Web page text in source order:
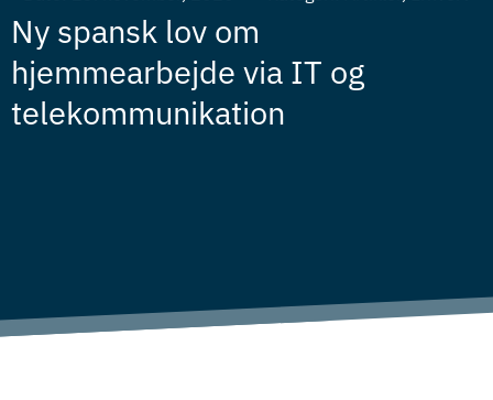
Ny spansk lov om
hjemmearbejde via IT og
telekommunikation